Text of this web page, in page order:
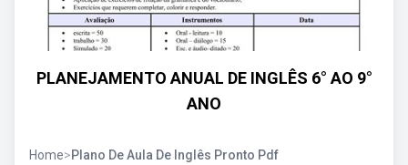
PLANEJAMENTO ANUAL DE INGLÊS 6° AO 9°
ANO
Home>Plano De Aula De Inglês Pronto Pdf